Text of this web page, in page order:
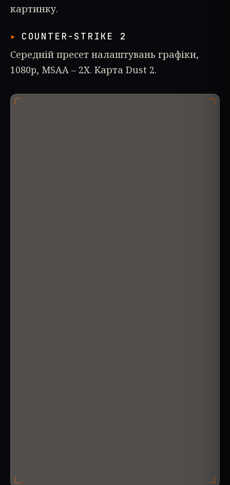
картинку.
COUNTER-STRIKE 2
Середній пресет налаштувань графіки,
1080p, MSAA – 2X. Карта Dust 2.